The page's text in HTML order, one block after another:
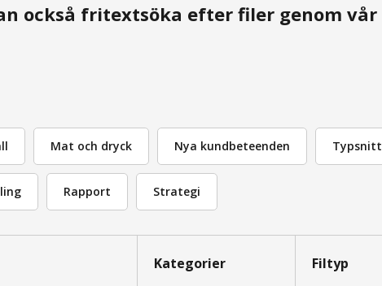
också fritextsöka efter filer genom vår
Mat och dryck Nya kundbeteenden Typsnitt
Rapport Strategi
Kategorier Filtyp